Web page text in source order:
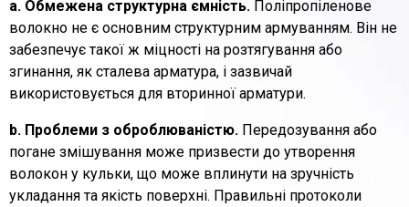
a. Обмежена структурна ємність. Поліпропіленове
волокно не є основним структурним армуванням. Він не
забезпечує такої ж міцності на розтягування або
згинання, як сталева арматура, і зазвичай
використовується для вторинної арматури.
b. Проблеми з оброблюваністю. Передозування або
погане змішування може призвести до утворення
волокон у кульки, що може вплинути на зручність
укладання та якість поверхні. Правильні протоколи